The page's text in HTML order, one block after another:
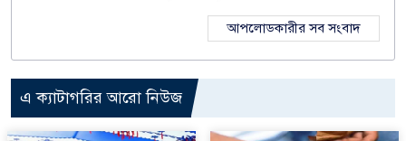
আপলোডকারীর সব সংবাদ
এ ক্যাটাগরির আরো নিউজ